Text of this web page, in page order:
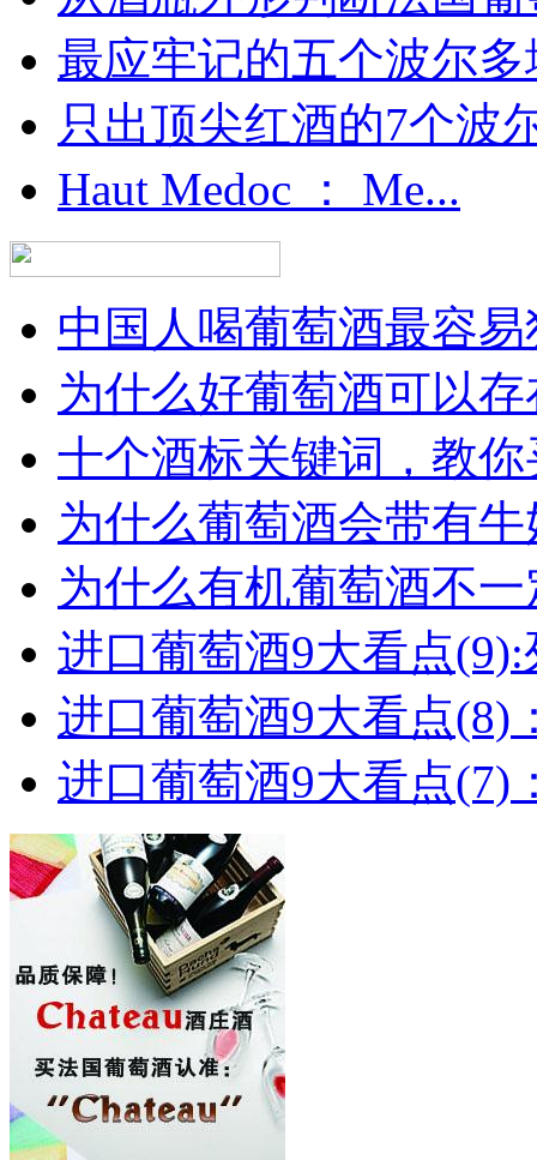
最应牢记的五个波尔多
只出顶尖红酒的7个波
Haut Medoc ： Me...
中国人喝葡萄酒最容
为什么好葡萄酒可以
十个酒标关键词，教
为什么葡萄酒会带有
为什么有机葡萄酒不
进口葡萄酒9大看点(9):
进口葡萄酒9大看点(8)
进口葡萄酒9大看点(7)